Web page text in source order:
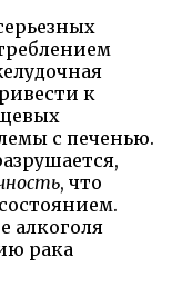
к
с печенью.
, что
алкоголя
рака